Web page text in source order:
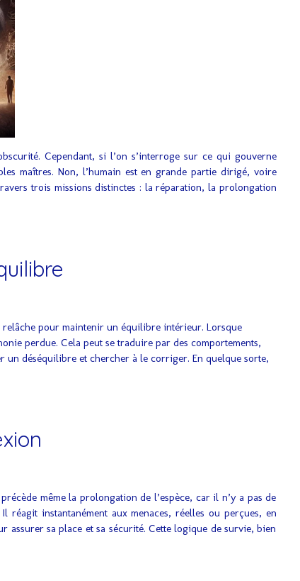
Cependant, si l’on s’interroge sur ce qui gouverne
maîtres. Non, l’humain est en grande partie dirigé, voire
trois missions distinctes : la réparation, la prolongation
relâche pour maintenir un équilibre intérieur. Lorsque
perdue. Cela peut se traduire par des comportements,
un déséquilibre et chercher à le corriger. En quelque sorte,
même la prolongation de l’espèce, car il n’y a pas de
instantanément aux menaces, réelles ou perçues, en
assurer sa place et sa sécurité. Cette logique de survie, bien